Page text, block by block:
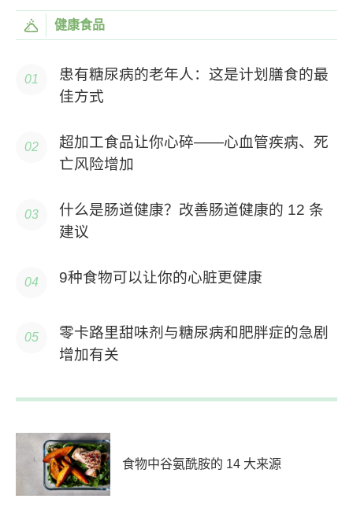
健康食品
患有糖尿病的老年人：这是计划膳食的最
佳方式
超加工食品让你心碎——心血管疾病、死
亡风险增加
什么是肠道健康？改善肠道健康的 12 条
建议
9种食物可以让你的心脏更健康
零卡路里甜味剂与糖尿病和肥胖症的急剧
增加有关
食物中谷氨酰胺的 14 大来源